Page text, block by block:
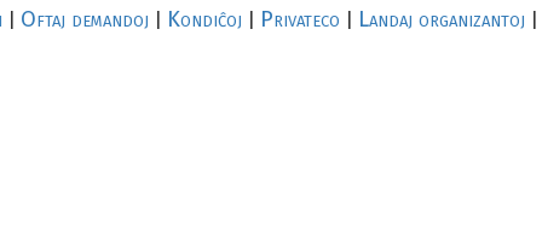
Oftaj demandoj Kondiĉoj Privateco Landaj organizantoj